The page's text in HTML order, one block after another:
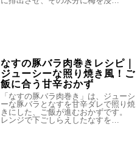
なすの豚バラ肉巻きレシピ｜
ジューシーな照り焼き風！ご
飯に合う甘辛おかず
「なすの豚バラ肉巻き」は、ジューシ
ーな豚バラとなすを甘辛ダレで照り焼
きにした、ご飯が進むおかずです。
レンジで下ごしらえしたなすを…